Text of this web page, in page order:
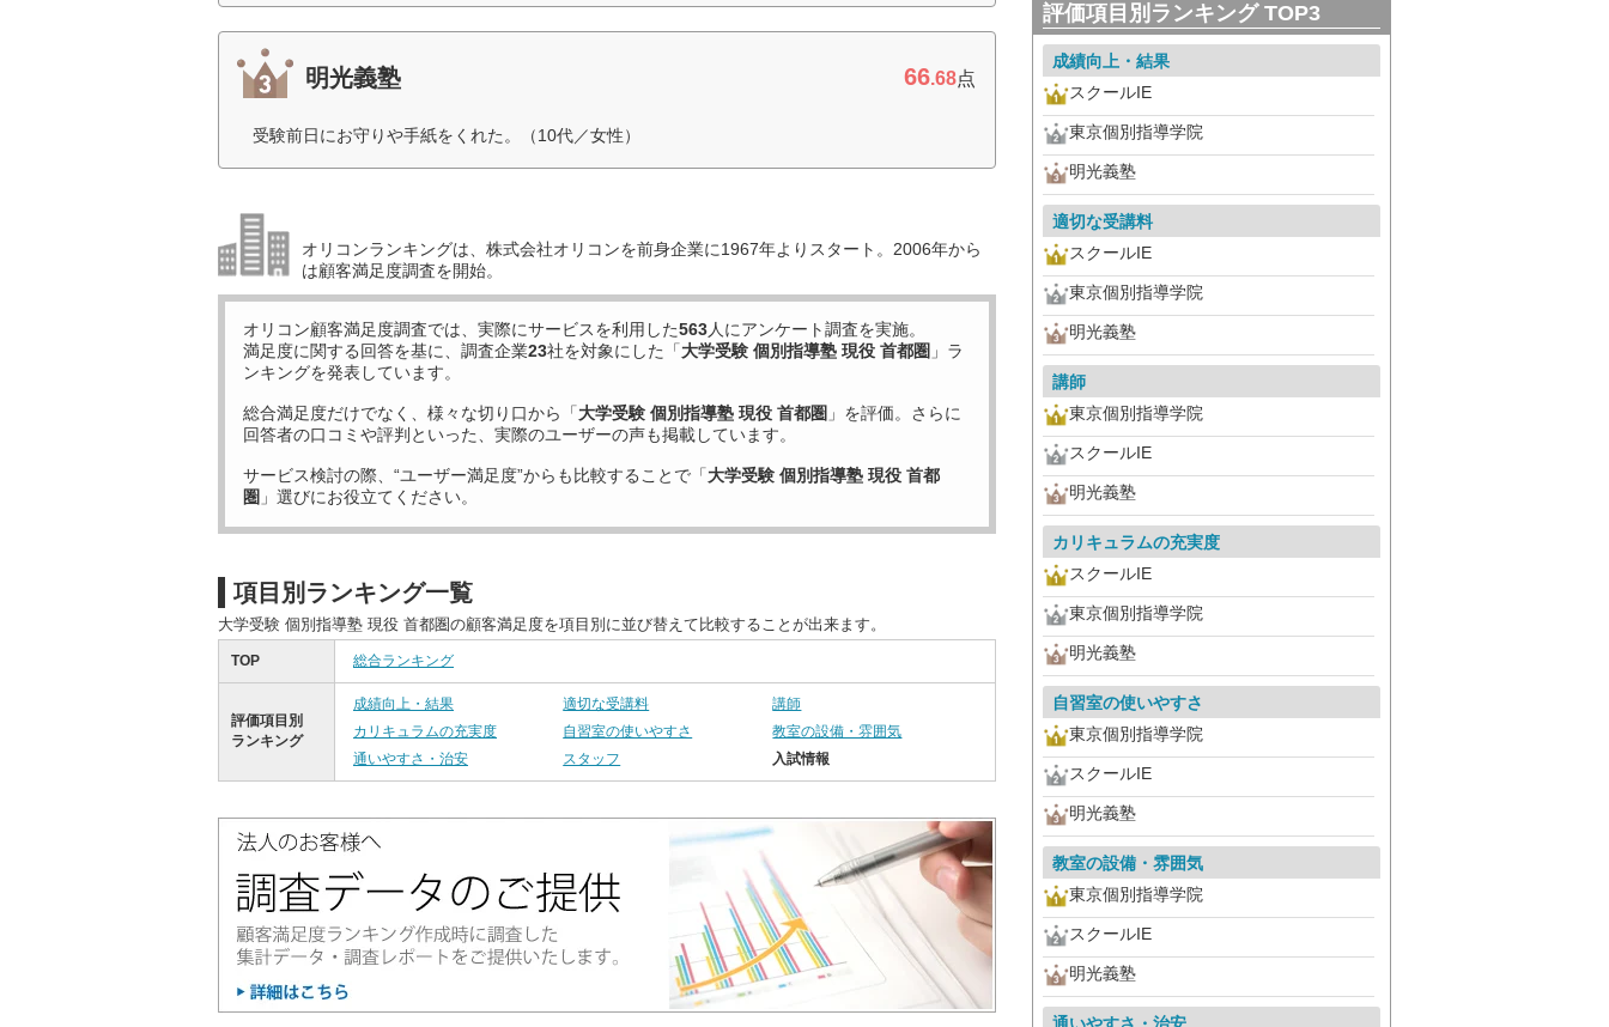
明光義塾 66.68点
受験前日にお守りや手紙をくれた。（10代／女性）
オリコンランキングは、株式会社オリコンを前身企業に1967年よりスタート。2006年から
は顧客満足度調査を開始。
オリコン顧客満足度調査では、実際にサービスを利用した563人にアンケート調査を実施。
満足度に関する回答を基に、調査企業23社を対象にした「大学受験 個別指導塾 現役 首都圏 」ラ
ンキングを発表しています。
総合満足度だけでなく、様々な切り口から「大学受験 個別指導塾 現役 首都圏 」を評価。さらに
回答者の口コミや評判といった、実際のユーザーの声も掲載しています。
サービス検討の際、“ユーザー満足度”からも比較することで「大学受験 個別指導塾 現役 首都
圏 」選びにお役立てください。
項目別ランキング一覧
大学受験 個別指導塾 現役 首都圏の顧客満足度を項目別に並び替えて比較することが出来ます。
TOP 総合ランキング
評価項目別
ランキング
成績向上・結果 適切な受講料
講師
カリキュラムの充実度
自習室の使いやすさ
教室の設備・雰囲気
通いやすさ・治安
スタッフ 入試情報
評価項目別ランキング TOP3
成績向上・結果
スクールIE
東京個別指導学院
明光義塾
適切な受講料
スクールIE
東京個別指導学院
明光義塾
講師
東京個別指導学院
スクールIE
明光義塾
カリキュラムの充実度
スクールIE
東京個別指導学院
明光義塾
自習室の使いやすさ
東京個別指導学院
スクールIE
明光義塾
教室の設備・雰囲気
東京個別指導学院
スクールIE
明光義塾